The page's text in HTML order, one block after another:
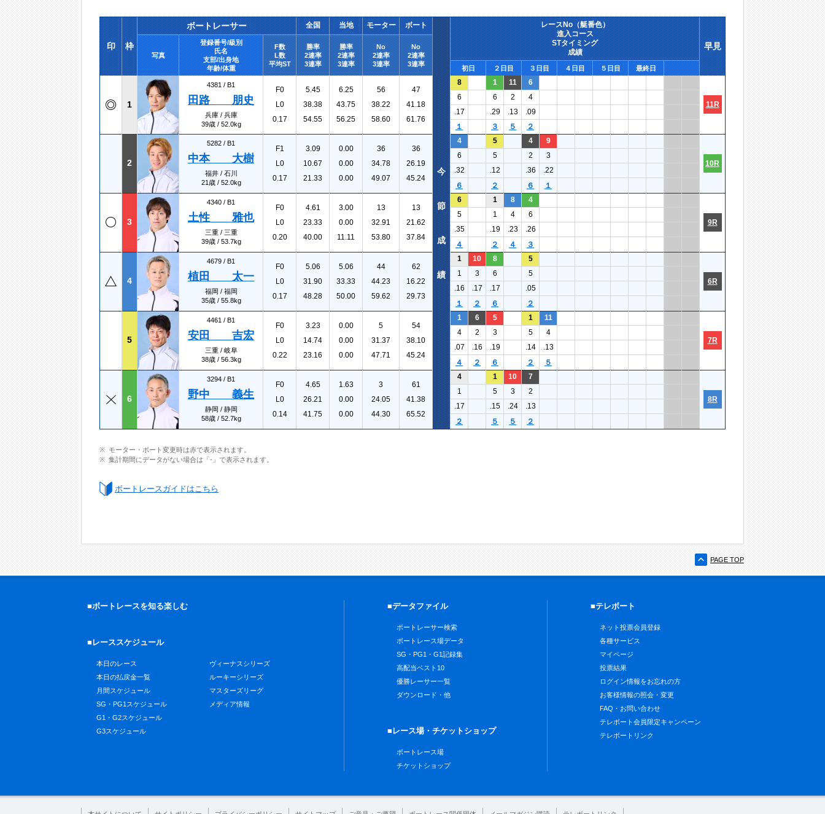
印 枠
ボートレーサー 全国 当地 モーター ボート
レースNo（艇番色）
進入コース
STタイミング
成績
早見
写真
登録番号/級別
氏名
支部/出身地
年齢/体重
F数
L数
平均ST
勝率
2連率
3連率
勝率
2連率
3連率
No
2連率
3連率
No
2連率
3連率
初日 ２日目 ３日目 ４日目 ５日目 最終日
1
4381 / B1
田路 朋史
兵庫 / 兵庫
39歳 / 52.0kg
F0
L0
0.17
5.45
38.38
54.55
6.25
43.75
56.25
56
38.22
58.60
47
41.18
61.76
8 1 11 6
11R
6 6 2
4
.17
.29 .13
.09
１
３ ５ ２
2
5282 / B1
中本 大樹
福井 / 石川
21歳 / 52.0kg
F1
L0
0.17
3.09
10.67
21.33
0.00
0.00
0.00
36
34.78
49.07
36
26.19
45.24
4 5 4 9
10R
6 5 2
3
.32
.12 .36
.22
６
２ ６ １
3
4340 / B1
土性 雅也
三重 / 三重
39歳 / 53.7kg
F0
L0
0.20
4.61
23.33
40.00
3.00
0.00
11.11
13
32.91
53.80
13
21.62
37.84
6 1 8 4
9R
5 1 4
6
.35
.19 .23
.26
４
２ ４ ３
4
4679 / B1
植田 太一
福岡 / 福岡
35歳 / 55.8kg
F0
L0
0.17
5.06
31.90
48.28
5.06
33.33
50.00
44
44.23
59.62
62
16.22
29.73
1 10 8 5
6R
1 3 6
5
.16
.17 .17
.05
１
２ ６ ２
5
4461 / B1
安田 吉宏
三重 / 岐阜
38歳 / 56.3kg
F0
L0
0.22
3.23
14.74
23.16
0.00
0.00
0.00
5
31.37
47.71
54
38.10
45.24
1 6 5 1 11
7R
4 2 3 5
4
.07
.16 .19 .14
.13
４
２ ６ ２ ５
6
3294 / B1
野中 義生
静岡 / 静岡
58歳 / 52.7kg
F0
L0
0.14
4.65
26.21
41.75
1.63
0.00
0.00
3
24.05
44.30
61
41.38
65.52
4 1 10 7
8R
1 5 3
2
.17
.15 .24
.13
２
５ ５ ２
今
節
成
績
モーター・ボート変更時は赤で表示されます。
集計期間にデータがない場合は「-」で表示されます。
ボートレースガイドはこちら
PAGE TOP
■ボートレースを知る楽しむ
■レーススケジュール
本日のレース
本日の払戻金一覧
月間スケジュール
SG・PG1スケジュール
G1・G2スケジュール
G3スケジュール
ヴィーナスシリーズ
ルーキーシリーズ
マスターズリーグ
メディア情報
■データファイル
ボートレーサー検索
ボートレース場データ
SG・PG1・G1記録集
高配当ベスト10
優勝レーサー一覧
ダウンロード・他
■レース場・チケットショップ
ボートレース場
チケットショップ
■テレボート
ネット投票会員登録
各種サービス
マイページ
投票結果
ログイン情報をお忘れの方
お客様情報の照会・変更
FAQ・お問い合わせ
テレボート会員限定キャンペーン
テレボートリンク